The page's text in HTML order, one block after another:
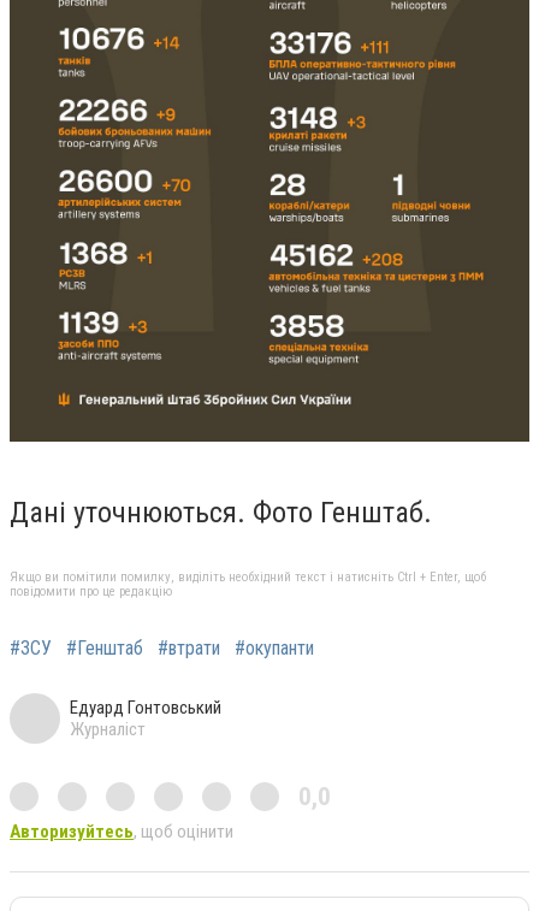
Дані уточнюються. Фото Генштаб.
Якщо ви помітили помилку, виділіть необхідний текст і натисніть Ctrl + Enter, щоб
повідомити про це редакцію
#ЗСУ #Генштаб #втрати #окупанти
Едуард Гонтовський
Журналіст
0,0
Авторизуйтесь, щоб оцінити